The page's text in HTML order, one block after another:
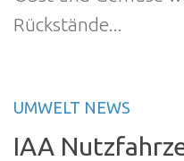
Rückstände...
UMWELT NEWS
IAA